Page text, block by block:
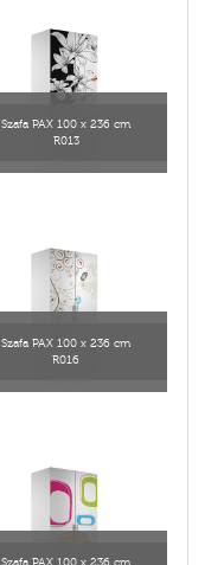
Szafa PAX 100 x 236 cm
R013
Szafa PAX 100 x 236 cm
R016
Szafa PAX 100 x 236 cm